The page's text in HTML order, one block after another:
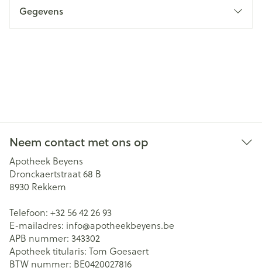
Gegevens
Neem contact met ons op
Apotheek Beyens
Dronckaertstraat 68 B
8930 Rekkem
Telefoon: +32 56 42 26 93
E-mailadres: info@apotheekbeyens.be
APB nummer: 343302
Apotheek titularis: Tom Goesaert
BTW nummer: BE0420027816